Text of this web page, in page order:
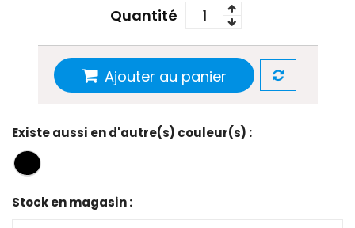
Quantité
Ajouter au panier
Existe aussi en d'autre(s) couleur(s) :
Stock en magasin :